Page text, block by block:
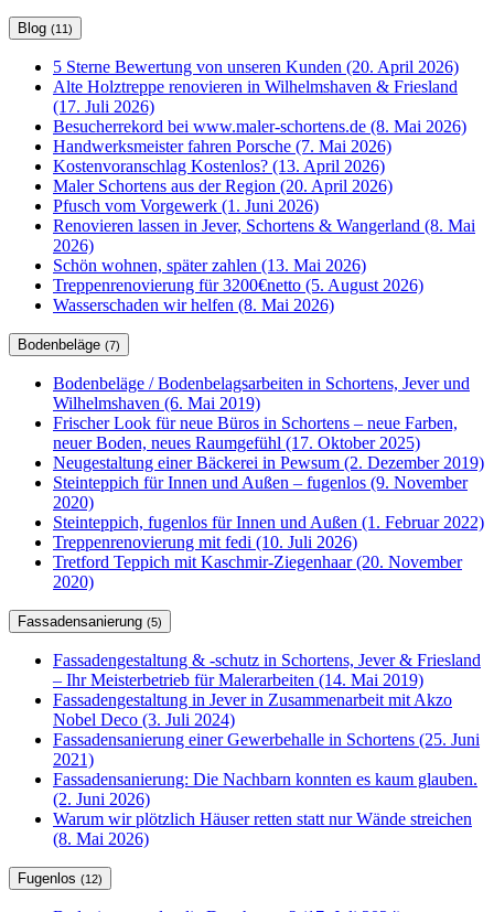
Blog (11)
5 Sterne Bewertung von unseren Kunden (20. April 2026)
Alte Holztreppe renovieren in Wilhelmshaven & Friesland
(17. Juli 2026)
Besucherrekord bei www.maler-schortens.de (8. Mai 2026)
Handwerksmeister fahren Porsche (7. Mai 2026)
Kostenvoranschlag Kostenlos? (13. April 2026)
Maler Schortens aus der Region (20. April 2026)
Pfusch vom Vorgewerk (1. Juni 2026)
Renovieren lassen in Jever, Schortens & Wangerland (8. Mai
2026)
Schön wohnen, später zahlen (13. Mai 2026)
Treppenrenovierung für 3200€netto (5. August 2026)
Wasserschaden wir helfen (8. Mai 2026)
Bodenbeläge (7)
Bodenbeläge / Bodenbelagsarbeiten in Schortens, Jever und
Wilhelmshaven (6. Mai 2019)
Frischer Look für neue Büros in Schortens – neue Farben,
neuer Boden, neues Raumgefühl (17. Oktober 2025)
Neugestaltung einer Bäckerei in Pewsum (2. Dezember 2019)
Steinteppich für Innen und Außen – fugenlos (9. November
2020)
Steinteppich, fugenlos für Innen und Außen (1. Februar 2022)
Treppenrenovierung mit fedi (10. Juli 2026)
Tretford Teppich mit Kaschmir-Ziegenhaar (20. November
2020)
Fassadensanierung (5)
Fassadengestaltung & -schutz in Schortens, Jever & Friesland
– Ihr Meisterbetrieb für Malerarbeiten (14. Mai 2019)
Fassadengestaltung in Jever in Zusammenarbeit mit Akzo
Nobel Deco (3. Juli 2024)
Fassadensanierung einer Gewerbehalle in Schortens (25. Juni
2021)
Fassadensanierung: Die Nachbarn konnten es kaum glauben.
(2. Juni 2026)
Warum wir plötzlich Häuser retten statt nur Wände streichen
(8. Mai 2026)
Fugenlos (12)